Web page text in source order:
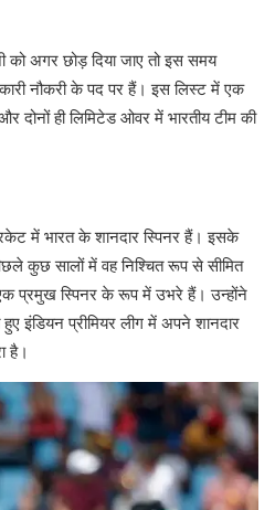
अगर छोड़ दिया जाए तो इस समय
नौकरी के पद पर हैं। इस लिस्ट में एक
दोनों ही लिमिटेड ओवर में भारतीय टीम की
में भारत के शानदार स्पिनर हैं। इसके
कुछ सालों में वह निश्चित रूप से सीमित
प्रमुख स्पिनर के रूप में उभरे हैं। उन्होंने
इंडियन प्रीमियर लीग में अपने शानदार
है।